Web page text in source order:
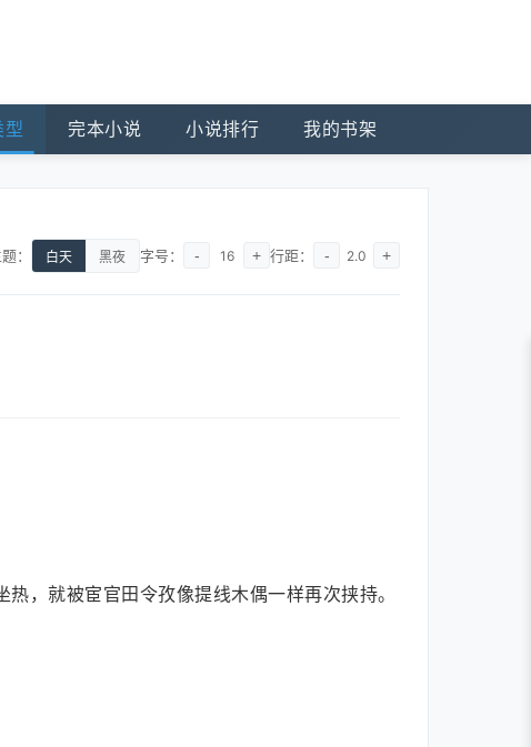
型 完本小说 小说排行 我的书架
： 白天 黑夜 字号： - 16 + 行距： - 2.0 +
，就被宦官田令孜像提线木偶一样再次挟持。